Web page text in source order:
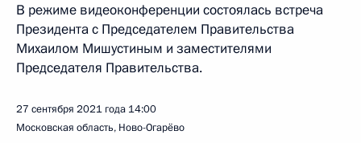
В режиме видеоконференции состоялась встреча
Президента с Председателем Правительства
Михаилом Мишустиным и заместителями
Председателя Правительства.
27 сентября 2021 года 14:00
Московская область, Ново-Огарёво